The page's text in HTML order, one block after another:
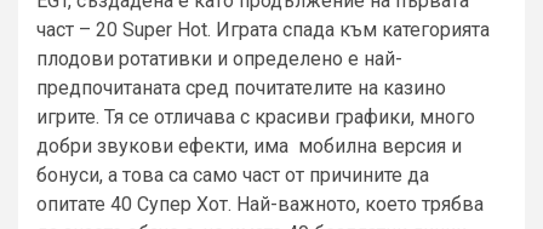
част – 20 Super Hot. Играта спада към категорията
плодови ротативки и определено е най-
предпочитаната сред почитателите на казино
игрите. Тя се отличава с красиви графики, много
добри звукови ефекти, има мобилна версия и
бонуси, а това са само част от причините да
опитате 40 Супер Хот. Най-важното, което трябва